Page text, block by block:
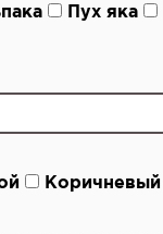
Пух яка
Коричневый